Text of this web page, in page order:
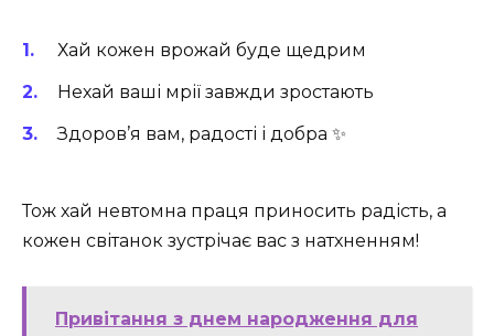
Хай кожен врожай буде щедрим
Нехай ваші мрії завжди зростають
Здоров’я вам, радості і добра ✨
Тож хай невтомна праця приносить радість, а
кожен світанок зустрічає вас з натхненням!
Привітання з днем народження для